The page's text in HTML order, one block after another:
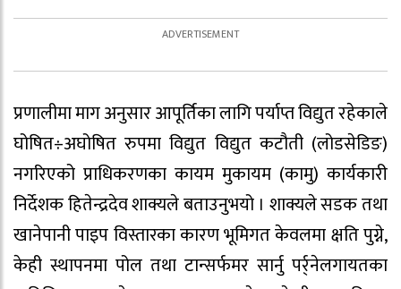
प्रणालीमा माग अनुसार आपूर्तिका लागि पर्याप्त विद्युत रहेकाले
घोषित÷अघोषित रुपमा विद्युत विद्युत कटौती (लोडसेडिङ)
नगरिएको प्राधिकरणका कायम मुकायम (कामु) कार्यकारी
निर्देशक हितेन्द्रदेव शाक्यले बताउनुभयो । शाक्यले सडक तथा
खानेपानी पाइप विस्तारका कारण भूमिगत केवलमा क्षति पुग्ने,
केही स्थापनमा पोल तथा टान्सर्फमर सार्नु पर्र्नेलगायतका